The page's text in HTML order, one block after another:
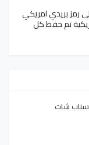
رمز بريدي امريكي
تم حفظ كل
سناب شات